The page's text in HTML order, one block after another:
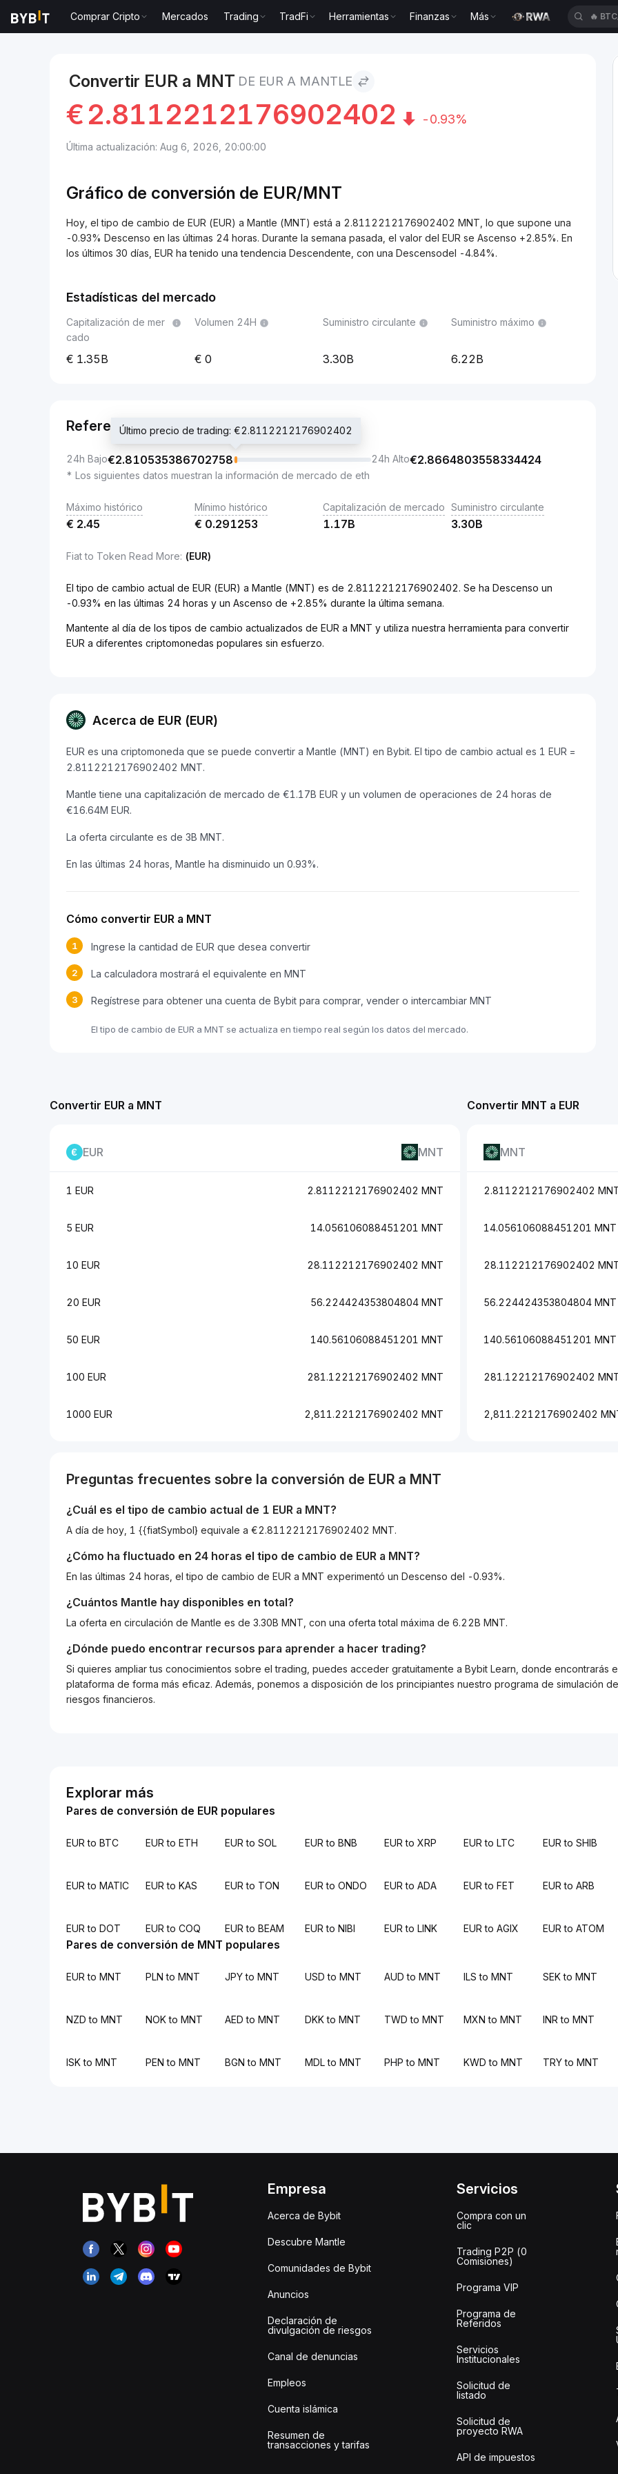
Comprar Cripto Mercados Trading TradFi Herramientas Finanzas Más 🔥
Convertir EUR a MNT DE EUR A MANTLE
€2.8112212176902402 -0.93%
Última actualización: Aug 6, 2026, 20:00:00
Gráfico de conversión de EUR/MNT
Hoy, el tipo de cambio de EUR (EUR) a Mantle (MNT) está a 2.8112212176902402 MNT, lo que supone una
-0.93% Descenso en las últimas 24 horas. Durante la semana pasada, el valor del EUR se Ascenso +2.85%. En
los últimos 30 días, EUR ha tenido una tendencia Descendente, con una Descensodel -4.84%.
Estadísticas del mercado
Capitalización de mer
cado
1.35B
Volumen 24H
0
Suministro circulante
3.30B
Suministro máximo
6.22B
Referencia
24h Bajo€2.810535386702758
Último precio de trading: €2.8112212176902402
24h Alto€2.8664803558334424
* Los siguientes datos muestran la información de mercado de eth
Máximo histórico
€ 2.45
Mínimo histórico
€ 0.291253
Capitalización de mercado
1.17B
Suministro circulante
3.30B
Fiat to Token Read More: (EUR)
El tipo de cambio actual de EUR (EUR) a Mantle (MNT) es de 2.8112212176902402. Se ha Descenso un
-0.93% en las últimas 24 horas y un Ascenso de +2.85% durante la última semana.
Mantente al día de los tipos de cambio actualizados de EUR a MNT y utiliza nuestra herramienta para convertir
EUR a diferentes criptomonedas populares sin esfuerzo.
Acerca de EUR (EUR)
EUR es una criptomoneda que se puede convertir a Mantle (MNT) en Bybit. El tipo de cambio actual es 1 EUR =
2.8112212176902402 MNT.
Mantle tiene una capitalización de mercado de €1.17B EUR y un volumen de operaciones de 24 horas de
€16.64M EUR.
La oferta circulante es de 3B MNT.
En las últimas 24 horas, Mantle ha disminuido un 0.93%.
Cómo convertir EUR a MNT
1 Ingrese la cantidad de EUR que desea convertir
2 La calculadora mostrará el equivalente en MNT
3 Regístrese para obtener una cuenta de Bybit para comprar, vender o intercambiar MNT
El tipo de cambio de EUR a MNT se actualiza en tiempo real según los datos del mercado.
Convertir MNT a EUR
MNT
2.8112212176902402
14.056106088451201 MNT
28.112212176902402
56.224424353804804 MNT
140.56106088451201 MNT
281.12212176902402
2,811.2212176902402
Convertir EUR a MNT
EUR MNT
1 EUR 2.8112212176902402 MNT
5 EUR 14.056106088451201 MNT
10 EUR 28.112212176902402 MNT
20 EUR 56.224424353804804 MNT
50 EUR 140.56106088451201 MNT
100 EUR 281.12212176902402 MNT
1000 EUR 2,811.2212176902402 MNT
Preguntas frecuentes sobre la conversión de EUR a MNT
¿Cuál es el tipo de cambio actual de 1 EUR a MNT?
A día de hoy, 1 {{fiatSymbol} equivale a €2.8112212176902402 MNT.
¿Cómo ha fluctuado en 24 horas el tipo de cambio de EUR a MNT?
En las últimas 24 horas, el tipo de cambio de EUR a MNT experimentó un Descenso del -0.93%.
¿Cuántos Mantle hay disponibles en total?
La oferta en circulación de Mantle es de 3.30B MNT, con una oferta total máxima de 6.22B MNT.
¿Dónde puedo encontrar recursos para aprender a hacer trading?
Si quieres ampliar tus conocimientos sobre el trading, puedes acceder gratuitamente a Bybit Learn, donde encontrarás
plataforma de forma más eficaz. Además, ponemos a disposición de los principiantes nuestro programa de simulación
riesgos financieros.
Explorar más
Pares de conversión de EUR populares
EUR to BTC EUR to ETH EUR to SOL EUR to BNB EUR to XRP EUR to LTC EUR to SHIB
EUR to MATIC EUR to KAS EUR to TON EUR to ONDO EUR to ADA EUR to FET EUR to ARB
EUR to DOT EUR to COQ EUR to BEAM EUR to NIBI EUR to LINK EUR to AGIX EUR to ATOM
Pares de conversión de MNT populares
EUR to MNT PLN to MNT JPY to MNT USD to MNT AUD to MNT ILS to MNT SEK to MNT
NZD to MNT NOK to MNT AED to MNT DKK to MNT TWD to MNT MXN to MNT INR to MNT
ISK to MNT PEN to MNT BGN to MNT MDL to MNT PHP to MNT KWD to MNT TRY to MNT
Empresa
Acerca de Bybit
Descubre Mantle
Comunidades de Bybit
Anuncios
Declaración de
divulgación de riesgos
Canal de denuncias
Empleos
Cuenta islámica
Resumen de
transacciones y tarifas
Servicios
Compra con un
clic
Trading P2P (0
Comisiones)
Programa VIP
Programa de
Referidos
Servicios
Institucionales
Solicitud de
listado
Solicitud de
proyecto RWA
API de impuestos